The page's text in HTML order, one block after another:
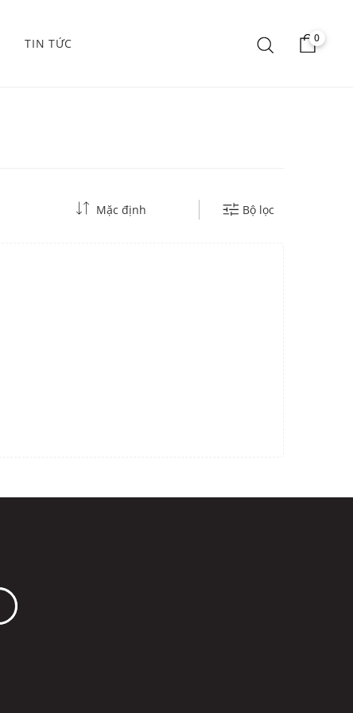
TIN TỨC 0
Mặc định Bộ lọc